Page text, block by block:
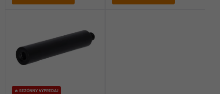
🔥 SEZÓNNY VÝPREDAJ